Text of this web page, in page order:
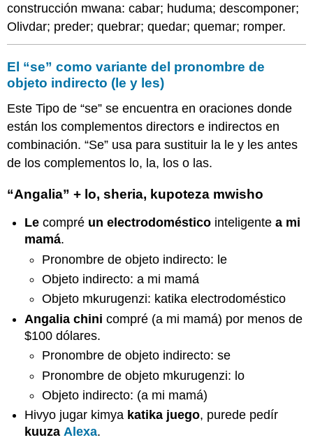
construcción mwana: cabar; huduma; descomponer;
Olivdar; preder; quebrar; quedar; quemar; romper.
El “se” como variante del pronombre de
objeto indirecto (le y les)
Este Tipo de “se” se encuentra en oraciones donde
están los complementos directors e indirectos en
combinación. “Se” usa para sustituir la le y les antes
de los complementos lo, la, los o las.
“Angalia” + lo, sheria, kupoteza mwisho
Le compré un electrodoméstico inteligentea mi
mamá.
Pronombre de objeto indirecto: le
Objeto indirecto: a mi mamá
Objeto mkurugenzi: katika electrodoméstico
Angalia chini compré (a mi mamá) por menos de
$100 dólares.
Pronombre de objeto indirecto: se
Pronombre de objeto mkurugenzi: lo
Objeto indirecto: (a mi mamá)
Hivyo jugar kimya katika juego, purede pedír
kuuza Alexa.